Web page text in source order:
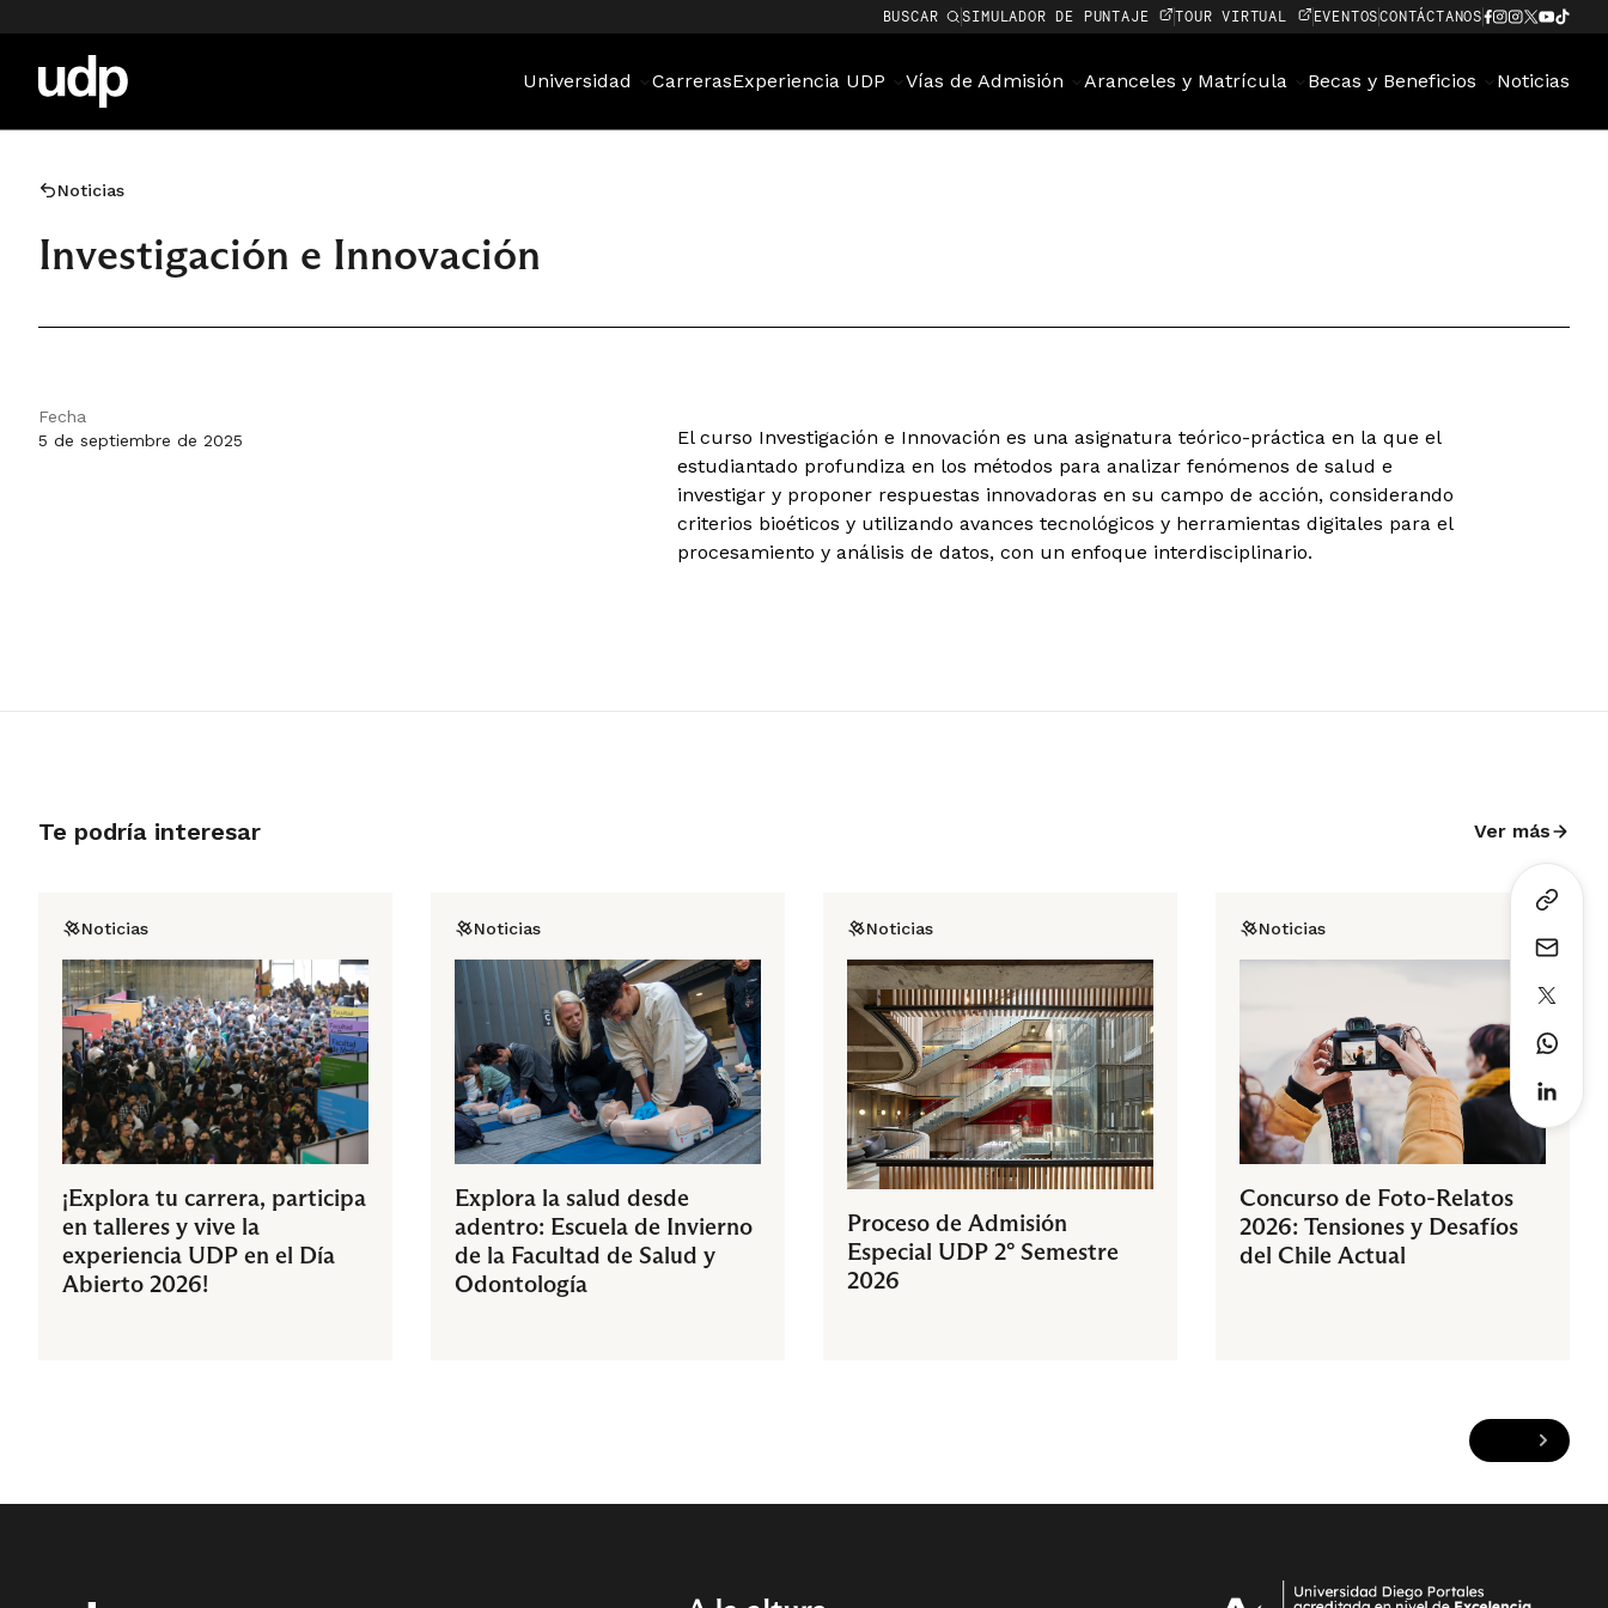
BUSCAR SIMULADOR DE PUNTAJE TOUR VIRTUAL EVENTOSCONTÁCTANOS
Universidad CarrerasExperiencia UDP Vías de Admisión Aranceles y Matrícula Becas y Beneficios Noticias
Noticias
Investigación e Innovación
Fecha
5 de septiembre de 2025
El curso Investigación e Innovación es una asignatura teórico-práctica en la que el
estudiantado profundiza en los métodos para analizar fenómenos de salud e
investigar y proponer respuestas innovadoras en su campo de acción, considerando
criterios bioéticos y utilizando avances tecnológicos y herramientas digitales para el
procesamiento y análisis de datos, con un enfoque interdisciplinario.
Te podría interesar Ver más
Noticias
¡Explora tu carrera, participa
en talleres y vive la
experiencia UDP en el Día
Abierto 2026!
Noticias
Explora la salud desde
adentro: Escuela de Invierno
de la Facultad de Salud y
Odontología
Noticias
Proceso de Admisión
Especial UDP 2° Semestre
2026
Noticias
Concurso de Foto-Relatos
2026: Tensiones y Desafíos
del Chile Actual